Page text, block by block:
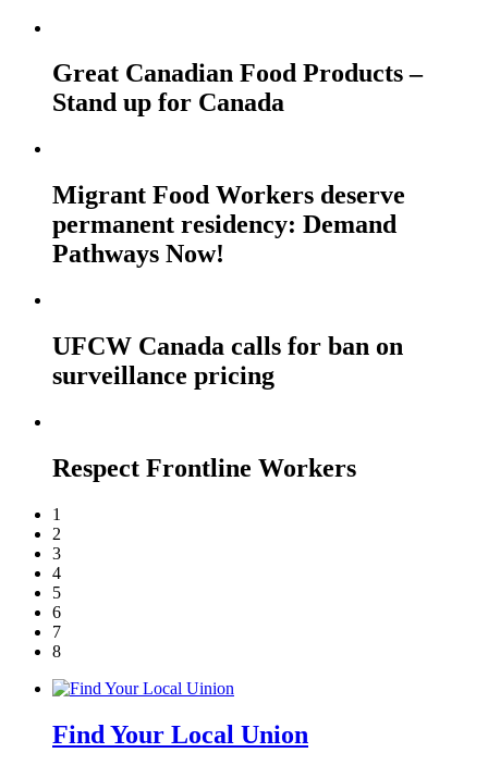
Great Canadian Food Products –
Stand up for Canada
Migrant Food Workers deserve
permanent residency: Demand
Pathways Now!
UFCW Canada calls for ban on
surveillance pricing
Respect Frontline Workers
1
2
3
4
5
6
7
8
Find Your Local Union